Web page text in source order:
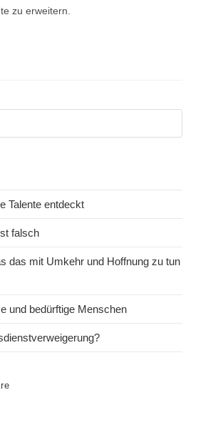
zu erweitern.
Talente entdeckt
falsch
das mit Umkehr und Hoffnung zu tun
und bedürftige Menschen